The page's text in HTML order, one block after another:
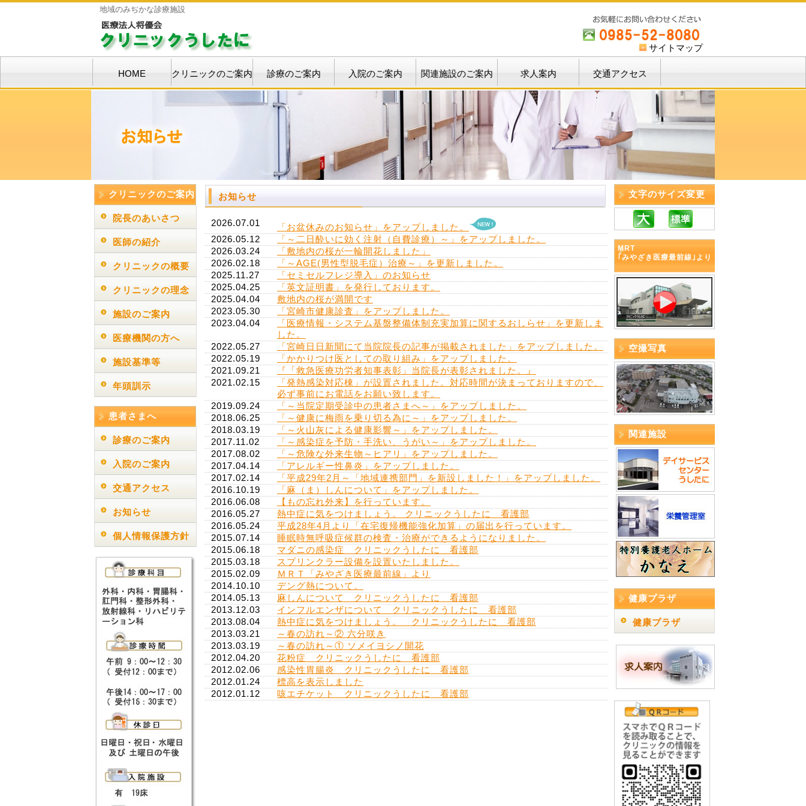
地域のみぢかな診療施設
サイトマップ
HOME クリニックのご案内 診療のご案内 入院のご案内 関連施設のご案内 求人案内 交通アクセス
クリニックのご案内
院長のあいさつ
医師の紹介
クリニックの概要
クリニックの理念
施設のご案内
医療機関の方へ
施設基準等
年頭訓示
患者さまへ
診療のご案内
入院のご案内
交通アクセス
お知らせ
個人情報保護方針
お知らせ
2026.07.01
「お盆休みのお知らせ」をアップしました。
2026.05.12
「～二日酔いに効く注射（自費診療）～」をアップしました。
2026.03.24
「敷地内の桜が一輪開花しました」
2026.02.18
「～AGE(男性型脱毛症）治療～」を更新しました。
2025.11.27
「セミセルフレジ導入」のお知らせ
2025.04.25
「英文証明書」を発行しております。
2025.04.04
敷地内の桜が満開です
2023.05.30
「宮崎市健康診査」をアップしました。
2023.04.04
「医療情報・システム基盤整備体制充実加算に関するおしらせ」を更新しま
した。
2022.05.27
「宮崎日日新聞にて当院院長の記事が掲載されました」をアップしました。
2022.05.19
「かかりつけ医としての取り組み」をアップしました。
2021.09.21
『「救急医療功労者知事表彰」当院長が表彰されました。』
2021.02.15
「発熱感染対応棟」が設置されました。対応時間が決まっておりますので、
必ず事前にお電話をお願い致します。
2019.09.24
「～当院定期受診中の患者さまへ～」をアップしました。
2018.06.25
「～健康に梅雨を乗り切る為に～」をアップしました。
2018.03.19
「～火山灰による健康影響～」をアップしました。
2017.11.02
「～感染症を予防・手洗い、うがい～」をアップしました。
2017.08.02
「～危険な外来生物～ヒアリ」をアップしました。
2017.04.14
「アレルギー性鼻炎」をアップしました。
2017.02.14
「平成29年2月～「地域連携部門」を新設しました！」をアップしました。
2016.10.19
「麻（ま）しんについて」をアップしました。
2016.06.08
【もの忘れ外来】を行っています。
2016.05.27
熱中症に気をつけましょう。 クリニックうしたに 看護部
2016.05.24
平成28年4月より「在宅復帰機能強化加算」の届出を行っています。
2015.07.14
睡眠時無呼吸症候群の検査・治療ができるようになりました。
2015.06.18
マダニの感染症 クリニックうしたに 看護部
2015.03.18
スプリンクラー設備を設置いたしました。
2015.02.09
ＭＲＴ「みやざき医療最前線」より
2014.10.10
デング熱について。
2014.05.13
麻しんについて クリニックうしたに 看護部
2013.12.03
インフルエンザについて クリニックうしたに 看護部
2013.08.04
熱中症に気をつけましょう。 クリニックうしたに 看護部
2013.03.21
～春の訪れ～② 六分咲き
2013.03.19
～春の訪れ～① ソメイヨシノ開花
2012.04.20
花粉症 クリニックうしたに 看護部
2012.02.06
感染性胃腸炎 クリニックうしたに 看護部
2012.01.24
標高を表示しました
2012.01.12
咳エチケット クリニックうしたに 看護部
文字のサイズ変更
MRT
｢みやざき医療最前線｣より
空撮写真
関連施設
健康プラザ
健康プラザ